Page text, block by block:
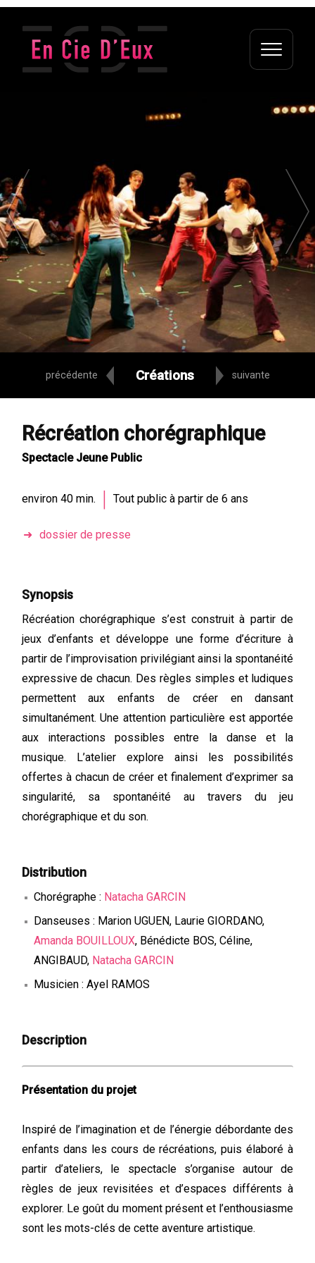
précédente Créations suivante
Récréation chorégraphique
Spectacle Jeune Public
environ 40 min. | Tout public à partir de 6 ans
dossier de presse
Synopsis
Récréation chorégraphique s’est construit à partir de
jeux d’enfants et développe une forme d’écriture à
partir de l’improvisation privilégiant ainsi la spontanéité
expressive de chacun. Des règles simples et ludiques
permettent aux enfants de créer en dansant
simultanément. Une attention particulière est apportée
aux interactions possibles entre la danse et la
musique. L’atelier explore ainsi les possibilités
offertes à chacun de créer et finalement d’exprimer sa
singularité, sa spontanéité au travers du jeu
chorégraphique et du son.
Distribution
Chorégraphe : Natacha GARCIN
Danseuses : Marion UGUEN, Laurie GIORDANO,
Amanda BOUILLOUX, Bénédicte BOS, Céline,
ANGIBAUD, Natacha GARCIN
Musicien : Ayel RAMOS
Description
Présentation du projet
Inspiré de l’imagination et de l’énergie débordante des
enfants dans les cours de récréations, puis élaboré à
partir d’ateliers, le spectacle s’organise autour de
règles de jeux revisitées et d’espaces différents à
explorer. Le goût du moment présent et l’enthousiasme
sont les mots-clés de cette aventure artistique.
Newsletter
Je souhaite recevoir des informations sur les activités de
Votre adresse de messagerie est uniquement utilisée pour vous
envoyer des informations concernant nos activités. Vous
pouvez à tout moment utiliser le lien de désabonnement intégré
dans chacun de nos mails.